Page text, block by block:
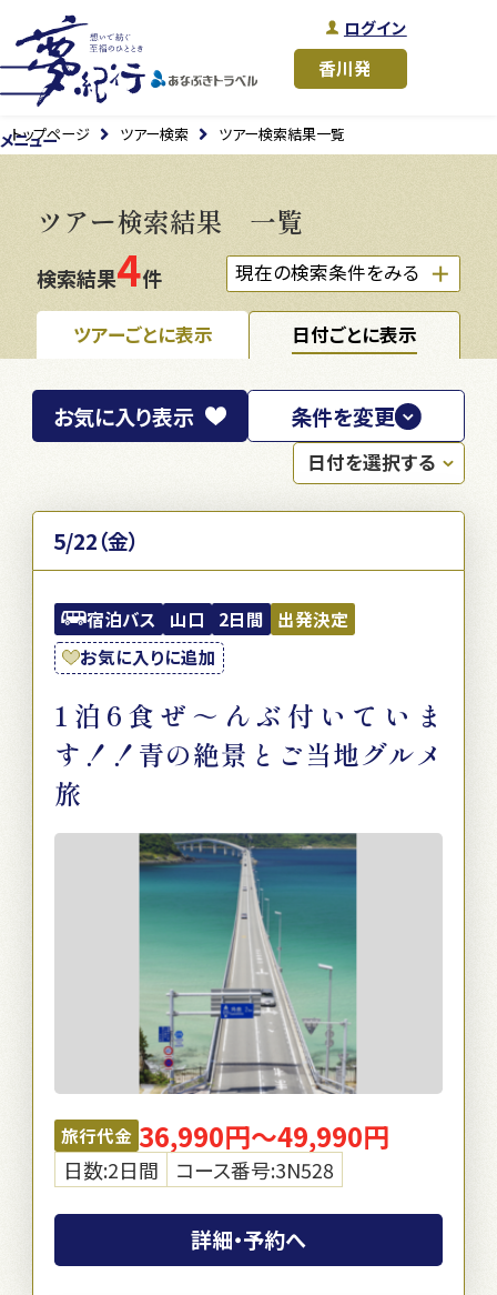
ログイン
メニュー
トップページ ツアー検索 ツアー検索結果一覧
ツアー検索結果 一覧
検索結果4件 現在の検索条件をみる
ツアーごとに表示 日付ごとに表示
5/22（金）
宿泊バス 山口 2日間
出発決定
お気に入りに追加
1泊6食ぜ～んぶ付いていま
す！！青の絶景とご当地グルメ
旅
旅行代金 36,990円～49,990円
日数:2日間 コース番号:3N528
詳細・予約へ
お気に入り表示 条件を変更